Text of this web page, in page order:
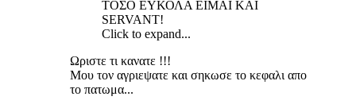
ΤΟΣΟ ΕΥΚΟΛΑ ΕΙΜΑΙ ΚΑΙ
SERVANT!
Click to expand...
Ωριστε τι κανατε !!!
Μου τον αγριεψατε και σηκωσε το κεφαλι απο
το πατωμα...